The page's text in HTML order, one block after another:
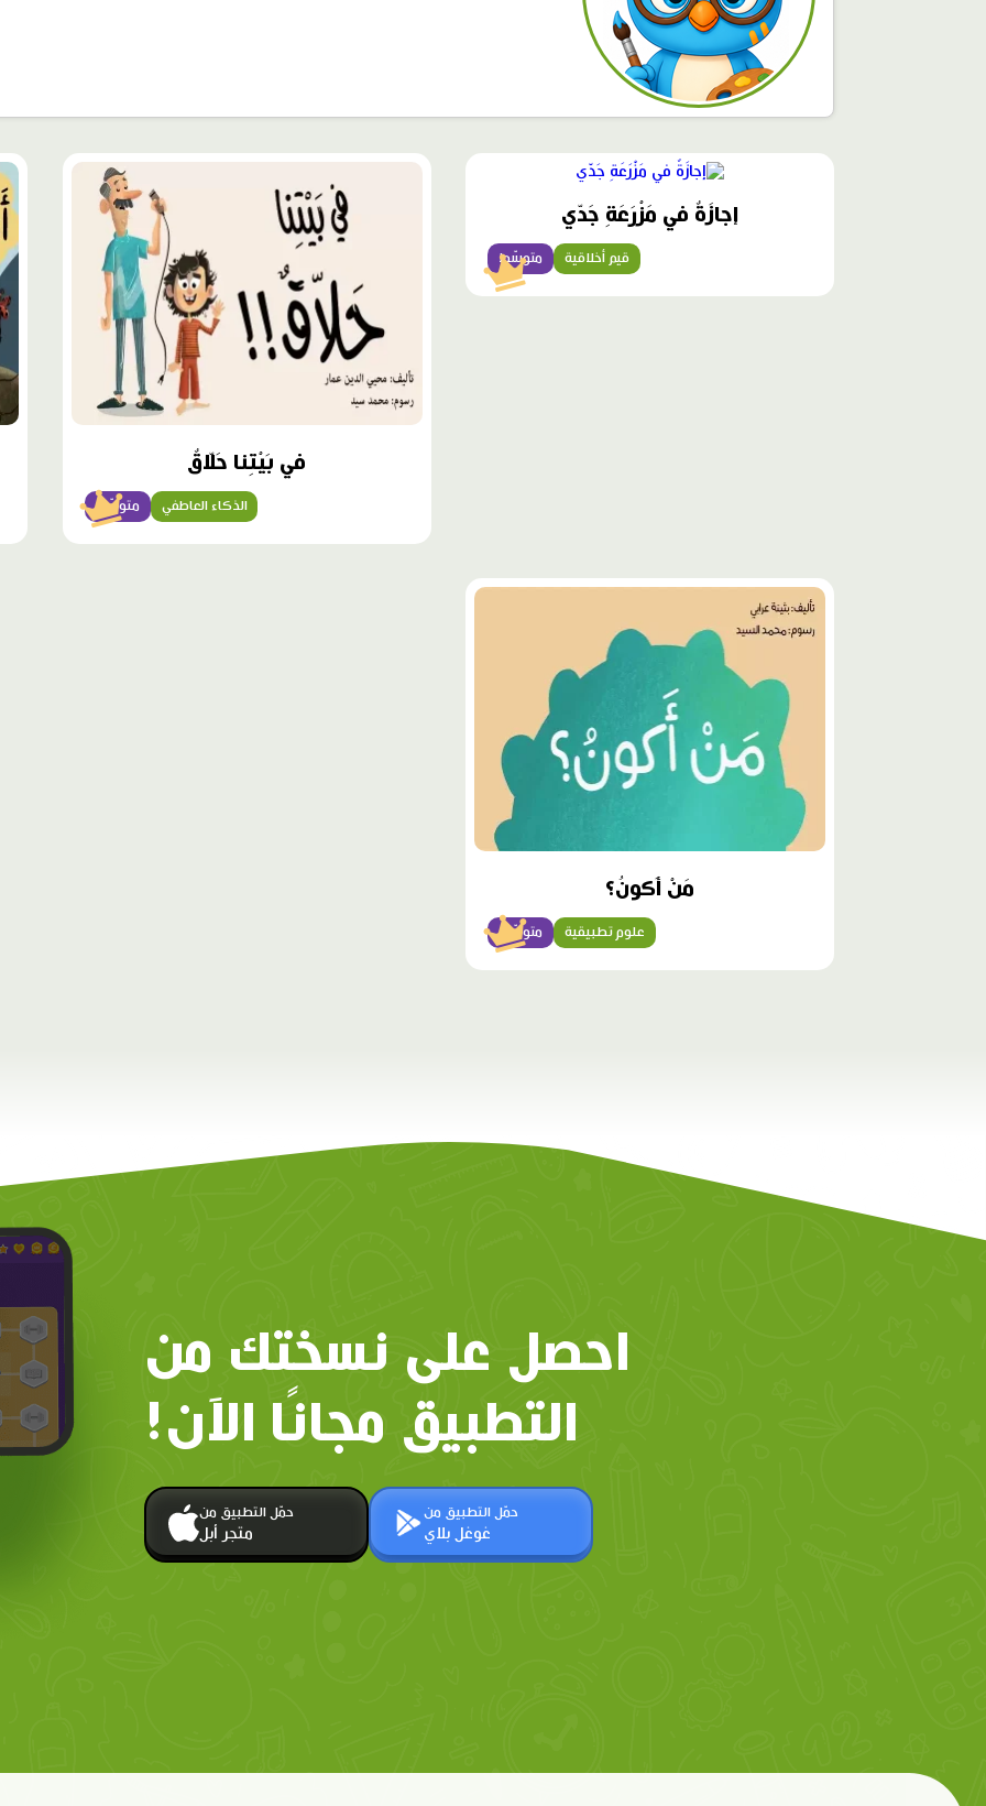
محتوى
إجازَةٌ في مَزْرَعَةِ جَدّي
متوسّط قيم أخلاقية
محتوى
في بَيْتِنا حَلّاقٌ
متوسّط الذكاء العاطفي
محتوى
مميّز
مَنْ أَكونُ؟
متوسّط علوم تطبيقية
احصل على نسختك من
التطبيق مجانًا الآن!
حمّل التطبيق من
متجر أبل
حمّل التطبيق من
غوغل بلاي